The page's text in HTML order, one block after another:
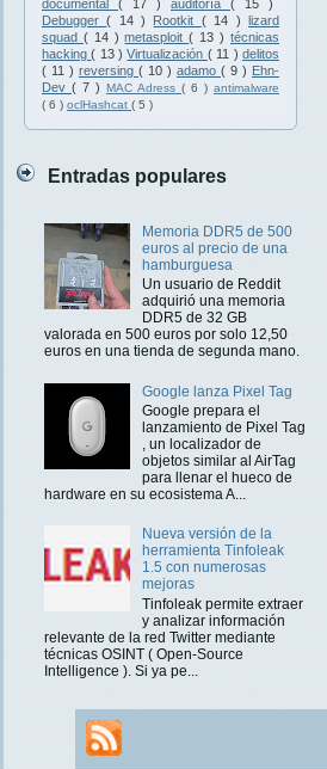
documental ( 17 ) auditoría ( 15 )
Debugger( 14 ) Rootkit ( 14 ) lizard
squad ( 14 )metasploit( 13 ) técnicas
hacking( 13 )Virtualización ( 11 ) delitos
( 11 ) reversing ( 10 ) adamo ( 9 ) Ehn-
Dev ( 7 ) MAC Adress ( 6 ) antimalware
( 6 ) oclHashcat ( 5 )
Entradas populares
Memoria DDR5 de 500
euros al precio de una
hamburguesa
Un usuario de Reddit
adquirió una memoria
DDR5 de 32 GB
valorada en 500 euros por solo 12,50
euros en una tienda de segunda mano.
Google lanza Pixel Tag
Google prepara el
lanzamiento de Pixel Tag
, un localizador de
objetos similar al AirTag
para llenar el hueco de
hardware en su ecosistema A...
Nueva versión de la
herramienta Tinfoleak
1.5 con numerosas
mejoras
Tinfoleak permite extraer
y analizar información
relevante de la red Twitter mediante
técnicas OSINT ( Open-Source
Intelligence ). Si ya pe...